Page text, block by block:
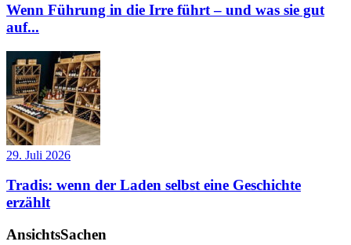
Wenn Führung in die Irre führt – und was sie gut
auf...
29. Juli 2026
Tradis: wenn der Laden selbst eine Geschichte
erzählt
AnsichtsSachen